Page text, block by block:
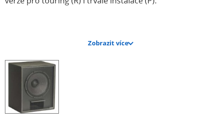
• Subwoofer 1x18“
• Rozsah: 29 – 150 Hz
• Max SPL: 128 dB
• Impedance: 8 ohm
• Příkon: 700W
Zobrazit více